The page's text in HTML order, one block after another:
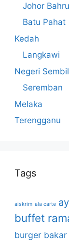
Johor Bahru
Batu Pahat
Kedah
Langkawi
Negeri
Seremban
Melaka
Terengganu
Tags
aiskrim ala carte
buffet
burger bakar